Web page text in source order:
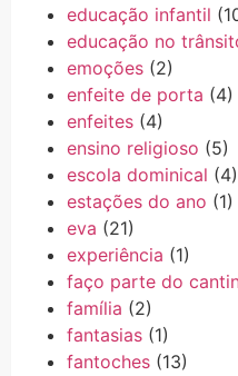
educação infantil
educação no
emoções (2)
enfeite de porta (4)
enfeites (4)
ensino religioso (5)
escola dominical (4)
estações do ano (1)
eva (21)
experiência (1)
faço parte do
família (2)
fantasias (1)
fantoches (13)